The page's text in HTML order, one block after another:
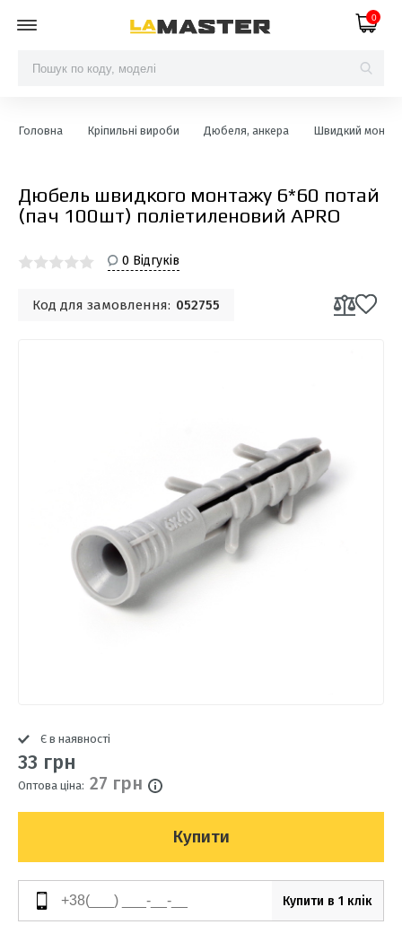
0
Головна Кріпильні вироби Дюбеля, анкера Швидкий
Дюбель швидкого монтажу 6*60 потай
(пач 100шт) поліетиленовий APRO
0 Відгуків
Код для замовлення: 052755
Є в наявності
33 грн
Оптова ціна: 27 грн
Купити
Купити в 1 клік